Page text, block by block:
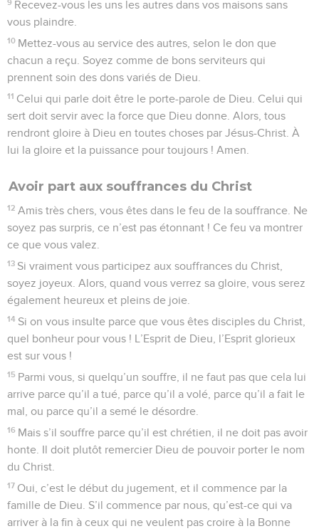
9 Recevez-vous les uns les autres dans vos maisons sans
vous plaindre.
10 Mettez-vous au service des autres, selon le don que
chacun a reçu. Soyez comme de bons serviteurs qui
prennent soin des dons variés de Dieu.
11 Celui qui parle doit être le porte-parole de Dieu. Celui qui
sert doit servir avec la force que Dieu donne. Alors, tous
rendront gloire à Dieu en toutes choses par Jésus-Christ. À
lui la gloire et la puissance pour toujours ! Amen.
Avoir part aux souffrances du Christ
12 Amis très chers, vous êtes dans le feu de la souffrance. Ne
soyez pas surpris, ce n’est pas étonnant ! Ce feu va montrer
ce que vous valez.
13 Si vraiment vous participez aux souffrances du Christ,
soyez joyeux. Alors, quand vous verrez sa gloire, vous serez
également heureux et pleins de joie.
14 Si on vous insulte parce que vous êtes disciples du Christ,
quel bonheur pour vous ! L’Esprit de Dieu, l’Esprit glorieux
est sur vous !
15 Parmi vous, si quelqu’un souffre, il ne faut pas que cela lui
arrive parce qu’il a tué, parce qu’il a volé, parce qu’il a fait le
mal, ou parce qu’il a semé le désordre.
16 Mais s’il souffre parce qu’il est chrétien, il ne doit pas avoir
honte. Il doit plutôt remercier Dieu de pouvoir porter le nom
du Christ.
17 Oui, c’est le début du jugement, et il commence par la
famille de Dieu. S’il commence par nous, qu’est-ce qui va
arriver à la fin à ceux qui ne veulent pas croire à la Bonne